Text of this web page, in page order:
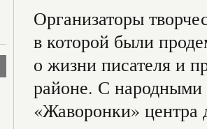
Организаторы
в которой были
о жизни писателя и
районе. С народными
«Жаворонки» центра